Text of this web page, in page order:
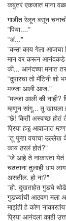
कबुतरं एकजात माना
गाडीत रेलून बसून
"पिया...."
"अं..."
"कसा काय गेला आजचा
मान वर करून आनंदकडे
की... आनंदच्या मनात
"दुपारचा तो मॅटिनी
मज्जा आली आज."
"मज्जा आली की नाही?
म्हणून सांगू... तू खायला
"छे! किती अस्वच्छ होतं
प्रिया हळू आवाजात
"तू पुन्हा वयाचा उल्लेख
काय ठरलं होतं?"
"जे आहे ते नाकारता येतं
चढताना तुलाही धाप
असतील. हो ना?"
"हो. दुखताहेत गुडघे
गुडघ्यांची आठवण मला
माझंही हे कोण
प्रिया आनंदला काही